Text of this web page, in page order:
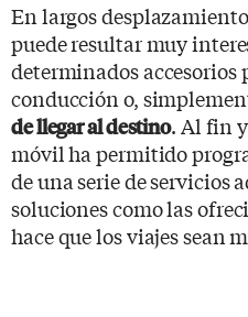
En largos
puede resultar muy
determinados accesorios
conducción o,
de llegar al destino. Al fin
móvil ha permitido
de una serie de servicios
soluciones como las
hace que los viajes sean